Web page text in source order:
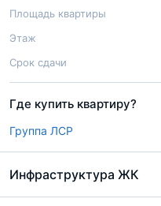
Площадь квартиры
Этаж
Срок сдачи
Где купить квартиру?
Группа ЛСР
Инфраструктура ЖК